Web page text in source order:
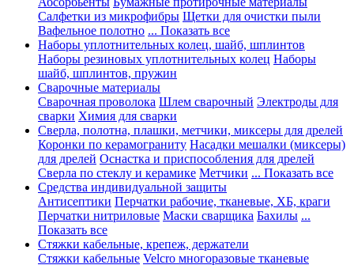
Салфетки из микрофибры Щетки для очистки пыли
Вафельное полотно ... Показать все
Наборы уплотнительных колец, шайб, шплинтов
Наборы резиновых уплотнительных колец Наборы
шайб, шплинтов, пружин
Сварочные материалы
Сварочная проволока Шлем сварочный Электроды для
сварки Химия для сварки
Сверла, полотна, плашки, метчики, миксеры для дрелей
Коронки по керамограниту Насадки мешалки (миксеры)
для дрелей Оснастка и приспособления для дрелей
Сверла по стеклу и керамике Метчики ... Показать все
Средства индивидуальной защиты
Антисептики Перчатки рабочие, тканевые, ХБ, краги
Перчатки нитриловые Маски сварщика Бахилы ...
Показать все
Стяжки кабельные, крепеж, держатели
Стяжки кабельные Velcro многоразовые тканевые